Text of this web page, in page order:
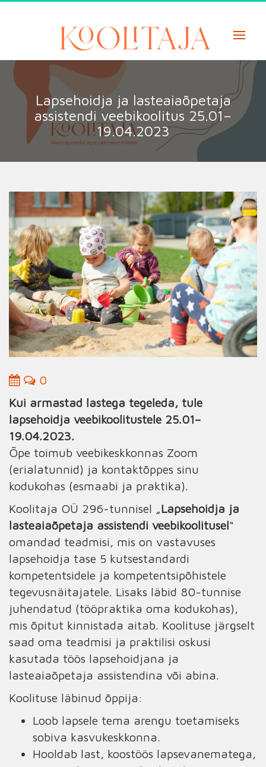
Lapsehoidja ja lasteaiaõpetaja
assistendi veebikoolitus 25.01–
19.04.2023
0
Kui armastad lastega tegeleda, tule
lapsehoidja veebikoolitustele 25.01–
19.04.2023.
Õpe toimub veebikeskkonnas Zoom
(erialatunnid) ja kontaktõppes sinu
kodukohas (esmaabi ja praktika).
Koolitaja OÜ 296-tunnisel „Lapsehoidja ja
lasteaiaõpetaja assistendi veebikoolitusel“
omandad teadmisi, mis on vastavuses
lapsehoidja tase 5 kutsestandardi
kompetentsidele ja kompetentsipõhistele
tegevusnäitajatele. Lisaks läbid 80-tunnise
juhendatud (tööpraktika oma kodukohas),
mis õpitut kinnistada aitab. Koolituse järgselt
saad oma teadmisi ja praktilisi oskusi
kasutada töös lapsehoidjana ja
lasteaiaõpetaja assistendina või abina.
Koolituse läbinud õppija:
Loob lapsele tema arengu toetamiseks
sobiva kasvukeskkonna.
Hooldab last, koostöös lapsevanematega,